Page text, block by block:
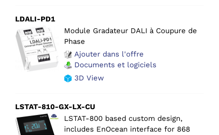
LDALI-PD1
Module Gradateur DALI à Coupure de
Phase
Ajouter dans l'offre
Documents et logiciels
3D View
LSTAT-810-GX-LX-CU
LSTAT-800 based custom design,
includes EnOcean interface for 868